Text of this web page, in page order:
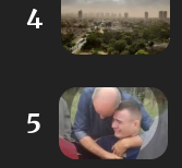
4
5